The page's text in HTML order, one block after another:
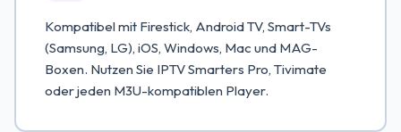
Kompatibel mit Firestick, Android TV, Smart-TVs
(Samsung, LG), iOS, Windows, Mac und MAG-
Boxen. Nutzen Sie IPTV Smarters Pro, Tivimate
oder jeden M3U-kompatiblen Player.